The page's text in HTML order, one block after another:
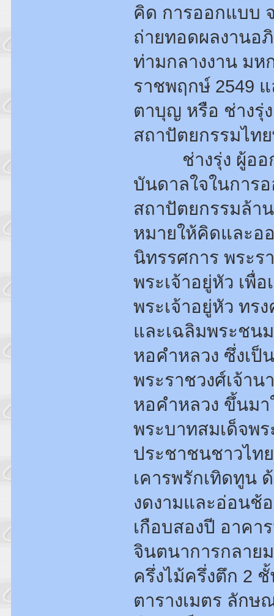
คิด การออกแบบ
ถ่ายทอดผลงานอ
ท่ามกลางงาน มห
ราชพฤกษ์ 2549
ตาบุญ หรือ ช่างรุ่
สถาปัตยกรรมไท
ช่างรุ่ง ผู้ออกแ
บันดาลใจในการ
สถาปัตยกรรมล้า
หมายให้คิดและอ
นิทรรศการ พระร
พระเจ้าอยู่หัว เพื่
พระเจ้าอยู่หัว ทร
และเฉลิมพระชน
หอคำหลวง ซึ่งเป็
พระราชวงศ์เจ้า
หอคำหลวง ขึ้นมา
พระบาทสมเด็จพร
ประชาชนชาวไท
เคารพรักเทิดทูน
งดงามและอ่อนช้
เกือบสองปี อาคา
จินตนาการกลาย
ครึ่งไม้ครึ่งตึก 2
ตารางเมตร ลักษ